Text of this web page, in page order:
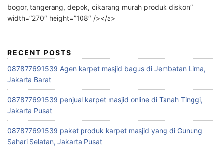
bogor, tangerang, depok, cikarang murah produk diskon”
width=”270″ height=”108″ /></a>
RECENT POSTS
087877691539 Agen karpet masjid bagus di Jembatan Lima,
Jakarta Barat
087877691539 penjual karpet masjid online di Tanah Tinggi,
Jakarta Pusat
087877691539 paket produk karpet masjid yang di Gunung
Sahari Selatan, Jakarta Pusat